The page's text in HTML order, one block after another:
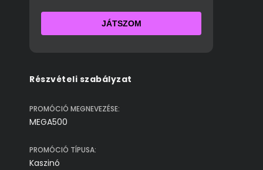
JÁTSZOM
Részvételi szabályzat
PROMÓCIÓ MEGNEVEZÉSE:
MEGA500
PROMÓCIÓ TÍPUSA:
Kaszinó